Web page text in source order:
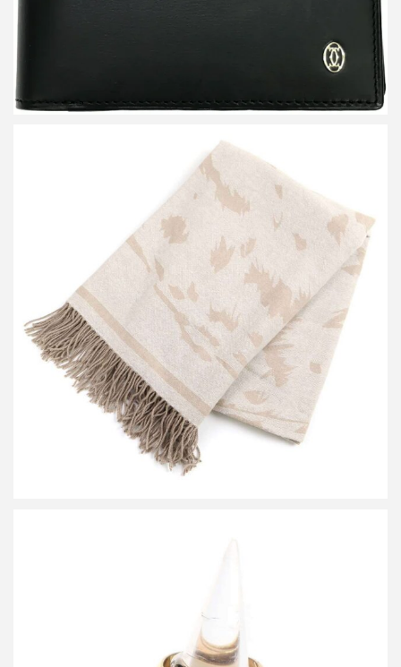
カルティエ カシミヤ パンサーマフラー
買取金額13,200円
詳しく見る
カルティエ トリニティMM 5Pダイヤ クラシックリング